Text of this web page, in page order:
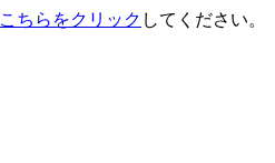
こちらをクリック してください。